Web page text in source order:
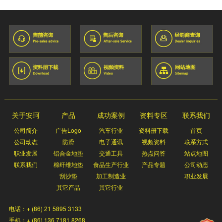
关于安珂
公司简介
公司动态
职业发展
联系我们
产品
广告Logo
防滑
铝合金地垫
棉纤维地垫
刮沙垫
其它产品
成功案例
汽车行业
电子通讯
交通工具
食品生产行业
加工制造业
其它行业
资料专区
资料册下载
视频资料
热点问答
产品专题
联系我们
首页
联系方式
站点地图
公司动态
职业发展
电话：+ (86) 21 5895 3133
手机：+ (86) 136 7181 8268